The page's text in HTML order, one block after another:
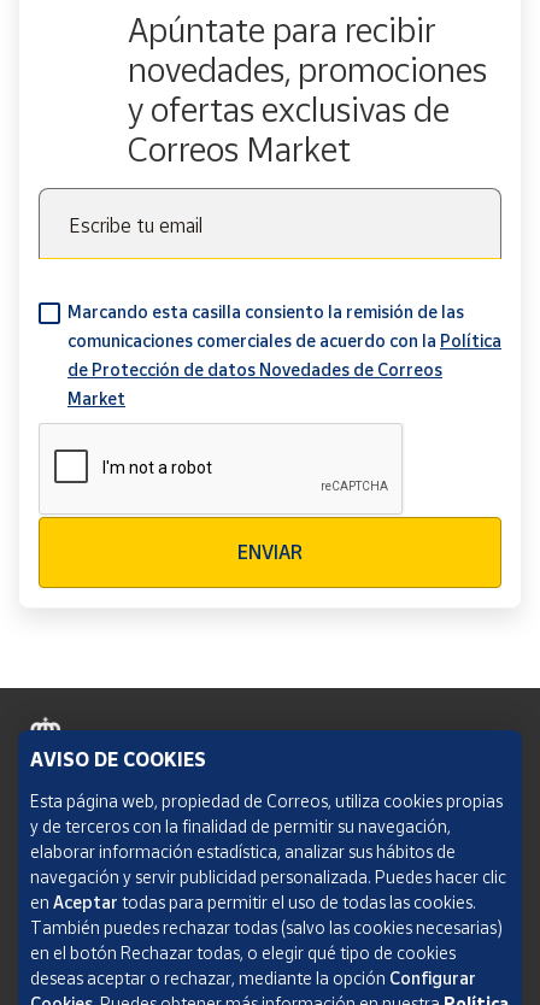
Apúntate para recibir
novedades, promociones
y ofertas exclusivas de
Correos Market
Escribe tu email
Marcando esta casilla consiento la remisión de las
comunicaciones comerciales de acuerdo con la Política
de Protección de datos Novedades de Correos
Market
ENVIAR
Política de cookies
Aviso legal
Condiciones del servicio
Política de Privacidad Web
Informe de transparencia
AVISO DE COOKIES
Esta página web, propiedad de Correos, utiliza cookies propias
y de terceros con la finalidad de permitir su navegación,
elaborar información estadística, analizar sus hábitos de
navegación y servir publicidad personalizada. Puedes hacer clic
en Aceptar todas para permitir el uso de todas las cookies.
También puedes rechazar todas (salvo las cookies necesarias)
en el botón Rechazar todas, o elegir qué tipo de cookies
deseas aceptar o rechazar, mediante la opción Configurar